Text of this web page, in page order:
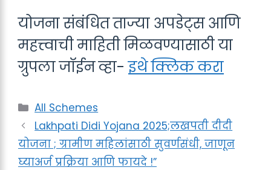
योजना संबंधित ताज्या अपडेट्स आणि
महत्त्वाची माहिती मिळवण्यासाठी या
ग्रुपला जॉईन व्हा-इथे क्लिक करा
Categories
All Schemes
Lakhpati Didi Yojana 2025;लखपती दीदी
योजना ; ग्रामीण महिलांसाठी सुवर्णसंधी, जाणून
घ्याअर्ज प्रक्रिया आणि फायदे !”